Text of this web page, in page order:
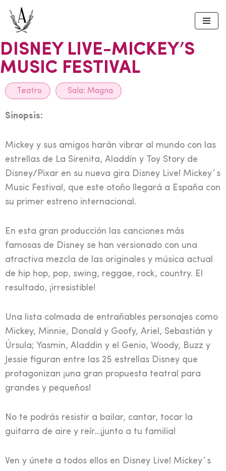
Skip
to
content
DISNEY LIVE-MICKEY’S
MUSIC FESTIVAL
Teatro Sala: Magna
Sinopsis:
Mickey y sus amigos harán vibrar al mundo con las
estrellas de La Sirenita, Aladdín y Toy Story de
Disney/Pixar en su nueva gira Disney Live! Mickey´s
Music Festival, que este otoño llegará a España con
su primer estreno internacional.
En esta gran producción las canciones más
famosas de Disney se han versionado con una
atractiva mezcla de las originales y música actual
de hip hop, pop, swing, reggae, rock, country. El
resultado, ¡irresistible!
Una lista colmada de entrañables personajes como
Mickey, Minnie, Donald y Goofy, Ariel, Sebastián y
Úrsula; Yasmin, Aladdin y el Genio, Woody, Buzz y
Jessie figuran entre las 25 estrellas Disney que
protagonizan ¡una gran propuesta teatral para
grandes y pequeños!
No te podrás resistir a bailar, cantar, tocar la
guitarra de aire y reír…¡junto a tu familia!
Ven y únete a todos ellos en Disney Live! Mickey´s